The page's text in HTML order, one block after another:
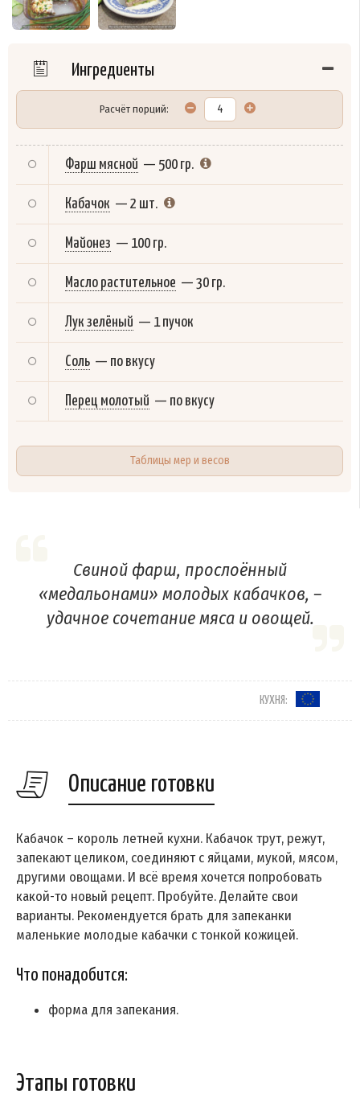
Ингредиенты
Расчёт порций:
Фарш мясной — 500 гр.
Кабачок — 2 шт.
Майонез — 100 гр.
Масло растительное — 30 гр.
Лук зелёный — 1 пучок
Соль — по вкусу
Перец молотый — по вкусу
Таблицы мер и весов
Свиной фарш, прослоённый
«медальонами» молодых кабачков, –
удачное сочетание мяса и овощей.
КУХНЯ:
Описание готовки
Кабачок – король летней кухни. Кабачок трут, режут,
запекают целиком, соединяют с яйцами, мукой, мясом,
другими овощами. И всё время хочется попробовать
какой-то новый рецепт. Пробуйте. Делайте свои
варианты. Рекомендуется брать для запеканки
маленькие молодые кабачки с тонкой кожицей.
Что понадобится:
форма для запекания.
Этапы готовки